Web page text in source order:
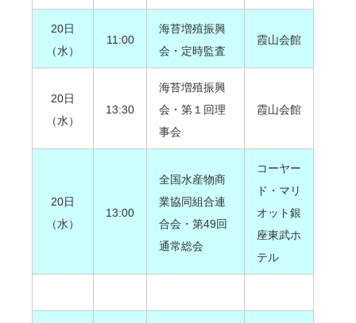
20日
（水）
11:00
海苔増殖振興
会・定時監査
霞山会館
20日
（水）
13:30
海苔増殖振興
会・第１回理
事会
霞山会館
20日
（水）
13:00
全国水産物商
業協同組合連
合会・第49回
通常総会
コーヤー
ド・マリ
オット銀
座東武ホ
テル